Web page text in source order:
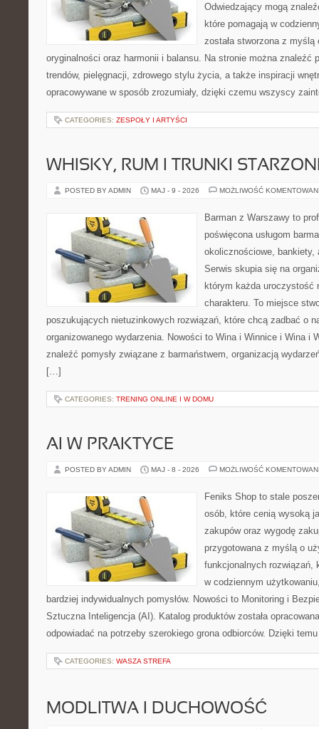
Odwiedzający mogą
które pomagają w
została stworzona z
oryginalności oraz harmonii i balansu. Na stronie można znaleźć
trendów, pielęgnacji, zdrowego stylu życia, a także inspiracji
opracowywane w sposób zrozumiały, dzięki czemu wszyscy
CATEGORIES: ZESPOŁY I ARTYŚCI
WHISKY, RUM I TRUNKI
POSTED BY ADMIN MAJ - 9 - 2026 MOŻLIWOŚĆ
Barman z Warszawy to
poświęcona usługom
okolicznościowe,
Serwis skupia się na
którym każda uroczystość
charakteru. To miejsce
poszukujących nietuzinkowych rozwiązań, które chcą zadbać o
organizowanego wydarzenia. Nowości to Wina i Winnice i Wina i
znaleźć pomysły związane z barmaństwem, organizacją
[…]
CATEGORIES: TRENING ONLINE I W DOMU
AI W PRAKTYCE
POSTED BY ADMIN MAJ - 8 - 2026 MOŻLIWOŚĆ
Feniks Shop to stale
osób, które cenią wysoką
zakupów oraz wygodę
przygotowana z myślą o
funkcjonalnych rozwiązań,
w codziennym
bardziej indywidualnych pomysłów. Nowości to Monitoring i
Sztuczna Inteligencja (AI). Katalog produktów została
odpowiadać na potrzeby szerokiego grona odbiorców. Dzięki
CATEGORIES: WASZA STREFA
MODLITWA I DUCHOWOŚĆ